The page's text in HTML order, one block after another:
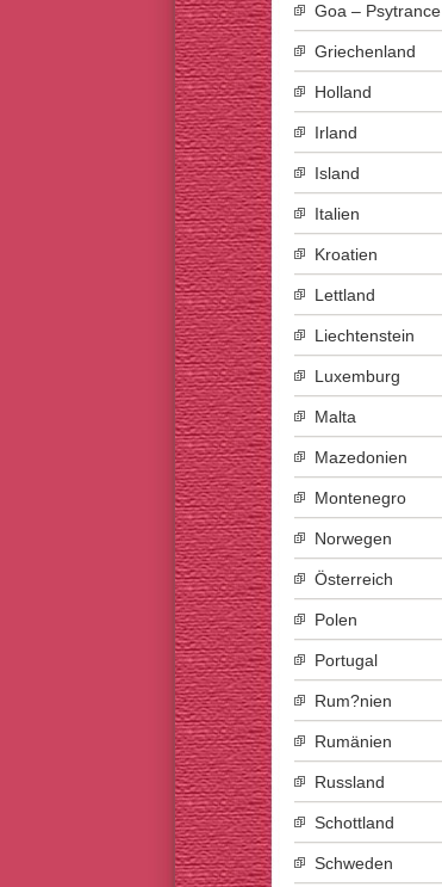
Goa – Psytrance
Griechenland
Holland
Irland
Island
Italien
Kroatien
Lettland
Liechtenstein
Luxemburg
Malta
Mazedonien
Montenegro
Norwegen
Österreich
Polen
Portugal
Rum?nien
Rumänien
Russland
Schottland
Schweden